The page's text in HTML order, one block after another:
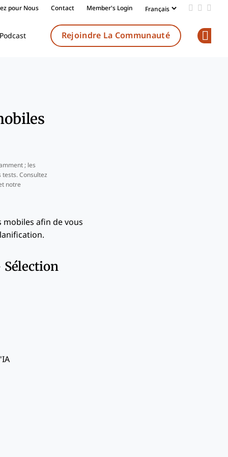
pour Nous Contact Member's Login Add us
Follow
Rejoindre La Communauté
; les
Consultez
notre
mobiles afin de vous